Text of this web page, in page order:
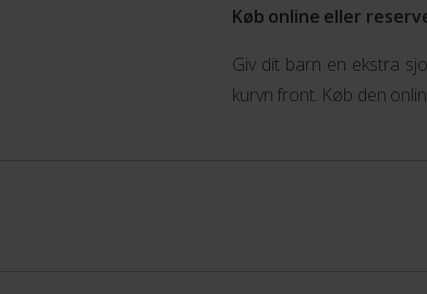
Køb online eller
Giv dit barn en ekstra
kurvn front. Køb den